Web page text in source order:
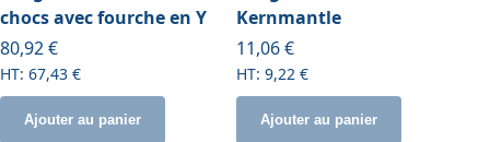
chocs avec fourche en Y
80,92 €
67,43 €
Ajouter au panier
Kernmantle
À partir de
11,06 €
9,22 €
Ajouter au panier